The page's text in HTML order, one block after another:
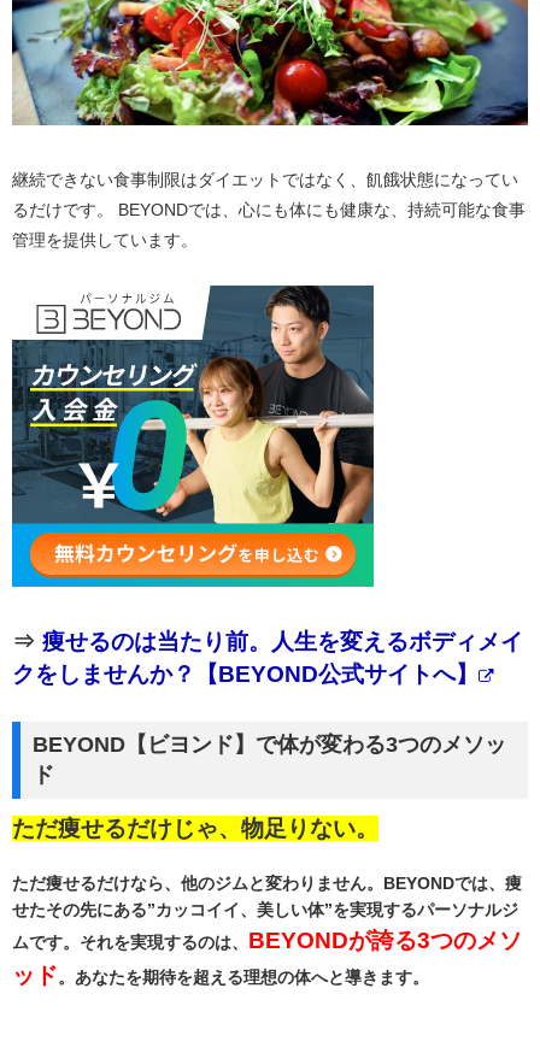
継続できない食事制限はダイエットではなく、飢餓状態になってい
るだけです。 BEYONDでは、心にも体にも健康な、持続可能な食事
管理を提供しています。
⇒ 痩せるのは当たり前。人生を変えるボディメイ
クをしませんか？【BEYOND公式サイトへ】
BEYOND【ビヨンド】で体が変わる3つのメソッ
ド
ただ痩せるだけじゃ、物足りない。
ただ痩せるだけなら、他のジムと変わりません。BEYONDでは、痩
せたその先にある”カッコイイ、美しい体”を実現するパーソナルジ
ムです。それを実現するのは、 BEYONDが誇る3つのメソ
ッド。あなたを期待を超える理想の体へと導きます。